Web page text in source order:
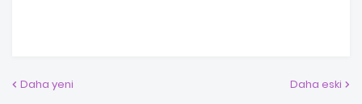
Daha yeni Daha eski